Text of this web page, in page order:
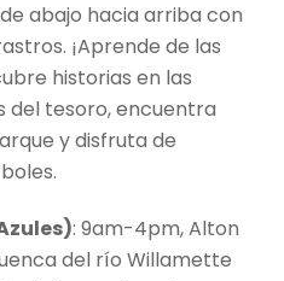
abajo hacia arriba con
¡Aprende de las
historias en las
del tesoro, encuentra
y disfruta de
: 9am-4pm, Alton
del río Willamette